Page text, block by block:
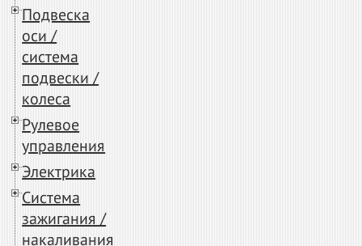
Подвеска
оси /
система
подвески /
колеса
Рулевое
управления
Электрика
Система
зажигания /
накаливания